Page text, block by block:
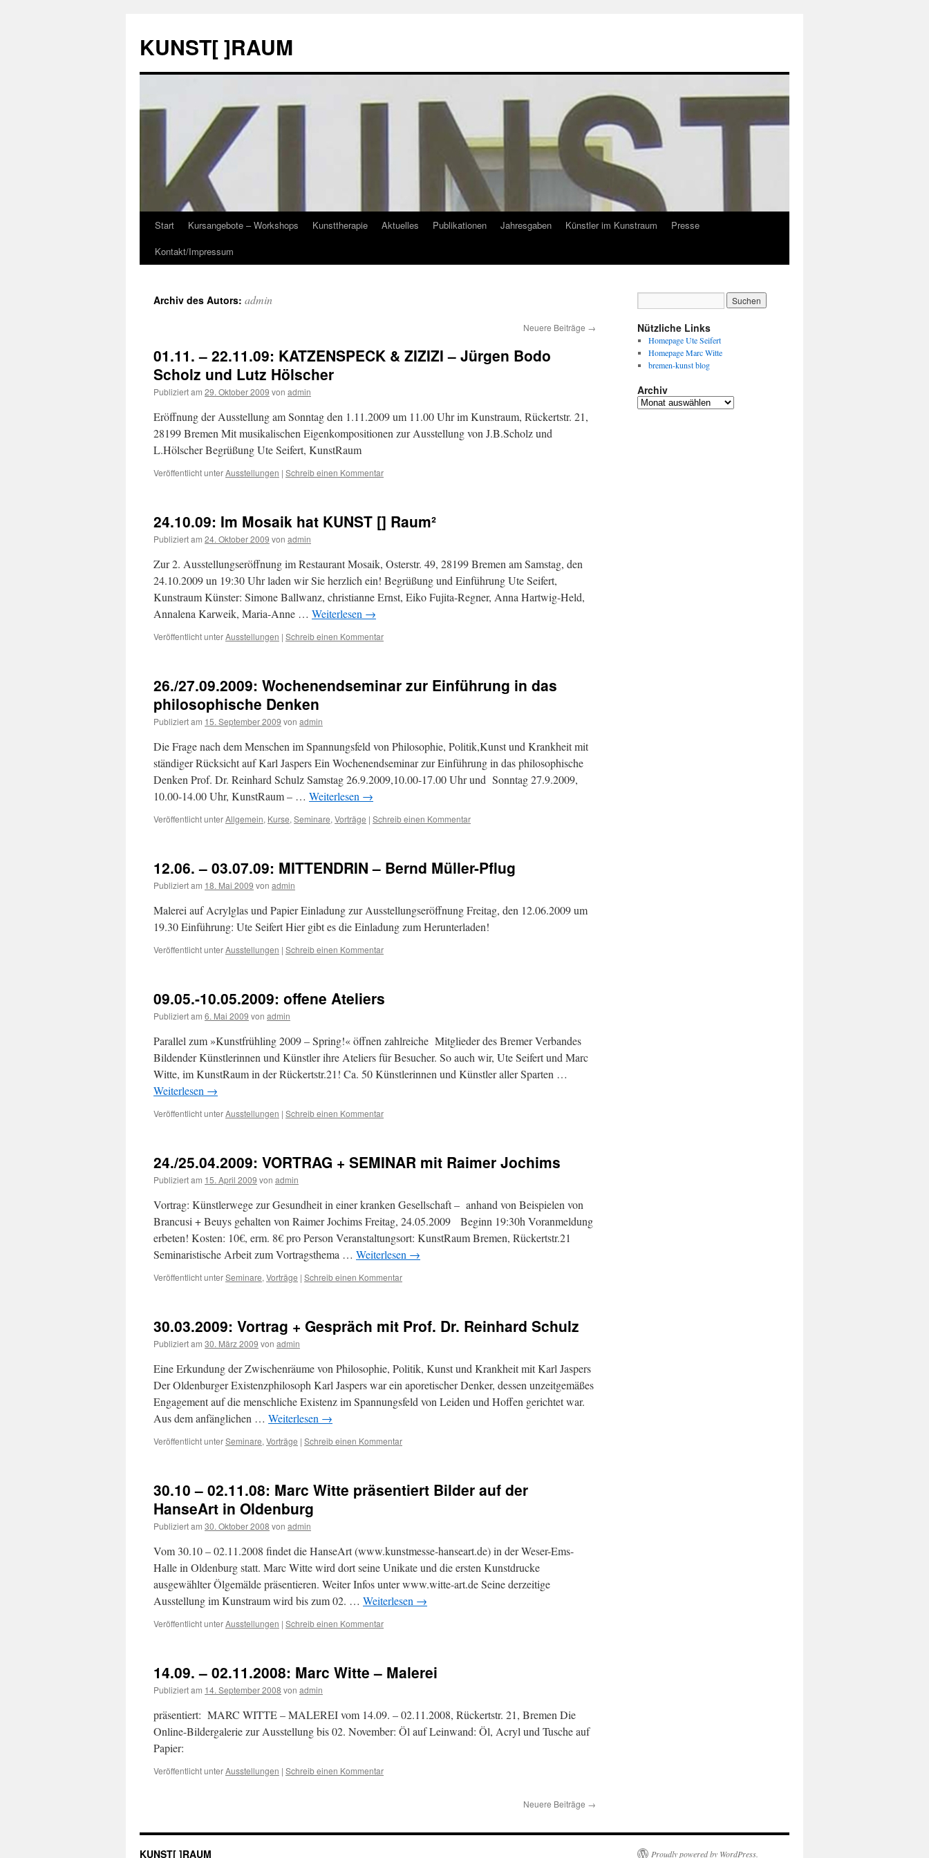
KUNST[ ]RAUM
Springe
zum
Start Kursangebote – Workshops Kunsttherapie Aktuelles Publikationen Jahresgaben Künstler im Kunstraum
Presse
Kontakt/Impressum
Archiv des Autors: admin
Neuere Beiträge →
01.11. – 22.11.09: KATZENSPECK & ZIZIZI – Jürgen Bodo
Scholz und Lutz Hölscher
Publiziert am 29. Oktober 2009 von admin
Eröffnung der Ausstellung am Sonntag den 1.11.2009 um 11.00 Uhr im Kunstraum, Rückertstr. 21,
28199 Bremen Mit musikalischen Eigenkompositionen zur Ausstellung von J.B.Scholz und
L.Hölscher Begrüßung Ute Seifert, KunstRaum
Veröffentlicht unterAusstellungen | Schreib einen Kommentar
24.10.09: Im Mosaik hat KUNST [] Raum²
Publiziert am 24. Oktober 2009 von admin
Zur 2. Ausstellungseröffnung im Restaurant Mosaik, Osterstr. 49, 28199 Bremen am Samstag, den
24.10.2009 un 19:30 Uhr laden wir Sie herzlich ein! Begrüßung und Einführung Ute Seifert,
Kunstraum Künster: Simone Ballwanz, christianne Ernst, Eiko Fujita-Regner, Anna Hartwig-Held,
Annalena Karweik, Maria-Anne … Weiterlesen →
Veröffentlicht unterAusstellungen | Schreib einen Kommentar
26./27.09.2009: Wochenendseminar zur Einführung in das
philosophische Denken
Publiziert am 15. September 2009 von admin
Die Frage nach dem Menschen im Spannungsfeld von Philosophie, Politik,Kunst und Krankheit mit
ständiger Rücksicht auf Karl Jaspers Ein Wochenendseminar zur Einführung in das philosophische
Denken Prof. Dr. Reinhard Schulz Samstag 26.9.2009,10.00-17.00 Uhr und Sonntag 27.9.2009,
10.00-14.00 Uhr, KunstRaum – … Weiterlesen →
Veröffentlicht unterAllgemein, Kurse, Seminare, Vorträge | Schreib einen Kommentar
12.06. – 03.07.09: MITTENDRIN – Bernd Müller-Pflug
Publiziert am 18. Mai 2009 von admin
Malerei auf Acrylglas und Papier Einladung zur Ausstellungseröffnung Freitag, den 12.06.2009 um
19.30 Einführung: Ute Seifert Hier gibt es die Einladung zum Herunterladen!
Veröffentlicht unterAusstellungen | Schreib einen Kommentar
09.05.-10.05.2009: offene Ateliers
Publiziert am 6. Mai 2009 von admin
Parallel zum »Kunstfrühling 2009 – Spring!« öffnen zahlreiche Mitglieder des Bremer Verbandes
Bildender Künstlerinnen und Künstler ihre Ateliers für Besucher. So auch wir, Ute Seifert und Marc
Witte, im KunstRaum in der Rückertstr.21! Ca. 50 Künstlerinnen und Künstler aller Sparten …
Weiterlesen →
Veröffentlicht unterAusstellungen | Schreib einen Kommentar
24./25.04.2009: VORTRAG + SEMINAR mit Raimer Jochims
Publiziert am 15. April 2009 von admin
Vortrag: Künstlerwege zur Gesundheit in einer kranken Gesellschaft – anhand von Beispielen von
Brancusi + Beuys gehalten von Raimer Jochims Freitag, 24.05.2009 Beginn 19:30h Voranmeldung
erbeten! Kosten: 10€, erm. 8€ pro Person Veranstaltungsort: KunstRaum Bremen, Rückertstr.21
Seminaristische Arbeit zum Vortragsthema … Weiterlesen →
Veröffentlicht unterSeminare, Vorträge | Schreib einen Kommentar
30.03.2009: Vortrag + Gespräch mit Prof. Dr. Reinhard Schulz
Publiziert am 30. März 2009 von admin
Eine Erkundung der Zwischenräume von Philosophie, Politik, Kunst und Krankheit mit Karl Jaspers
Der Oldenburger Existenzphilosoph Karl Jaspers war ein aporetischer Denker, dessen unzeitgemäßes
Engagement auf die menschliche Existenz im Spannungsfeld von Leiden und Hoffen gerichtet war.
Aus dem anfänglichen … Weiterlesen →
Veröffentlicht unterSeminare, Vorträge | Schreib einen Kommentar
30.10 – 02.11.08: Marc Witte präsentiert Bilder auf der
HanseArt in Oldenburg
Publiziert am 30. Oktober 2008 von admin
Vom 30.10 – 02.11.2008 findet die HanseArt (www.kunstmesse-hanseart.de) in der Weser-Ems-
Halle in Oldenburg statt. Marc Witte wird dort seine Unikate und die ersten Kunstdrucke
ausgewählter Ölgemälde präsentieren. Weiter Infos unter www.witte-art.de Seine derzeitige
Ausstellung im Kunstraum wird bis zum 02. … Weiterlesen →
Veröffentlicht unterAusstellungen | Schreib einen Kommentar
14.09. – 02.11.2008: Marc Witte – Malerei
Publiziert am 14. September 2008 von admin
präsentiert: MARC WITTE – MALEREI vom 14.09. – 02.11.2008, Rückertstr. 21, Bremen Die
Online-Bildergalerie zur Ausstellung bis 02. November: Öl auf Leinwand: Öl, Acryl und Tusche auf
Papier:
Veröffentlicht unterAusstellungen | Schreib einen Kommentar
Neuere Beiträge →
Nützliche Links
Homepage Ute Seifert
Homepage Marc Witte
bremen-kunst blog
Archiv
Archiv
KUNST[ ]RAUM Proudly powered by WordPress.